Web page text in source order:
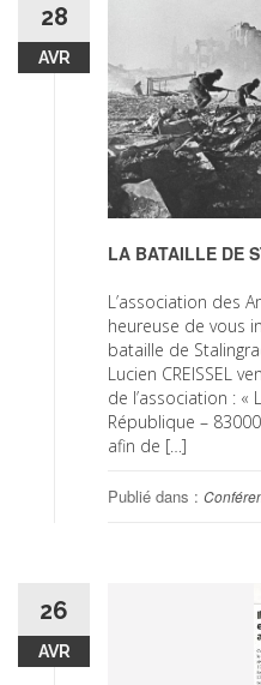
28
AVR
LA BATAILLE DE
L’association des
heureuse de vous
bataille de
Lucien CREISSEL
de l’association : «
République –
afin de […]
Publié dans :
26
AVR